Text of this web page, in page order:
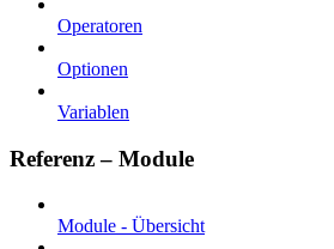
Operatoren
Optionen
Variablen
Referenz – Module
Module - Übersicht